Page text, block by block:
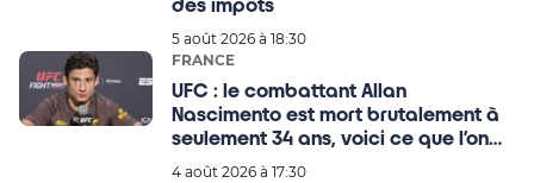
des impôts
5 août 2026 à 18:30
FRANCE
UFC : le combattant Allan
Nascimento est mort brutalement à
seulement 34 ans, voici ce que l’on
sait !
4 août 2026 à 17:30